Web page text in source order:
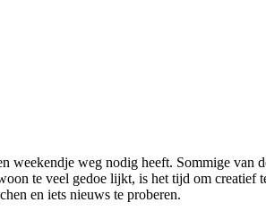
te veel gedoe lijkt, is het tijd om
en iets nieuws te proberen.